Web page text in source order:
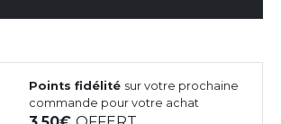
Points fidélité sur votre prochaine
commande pour votre achat